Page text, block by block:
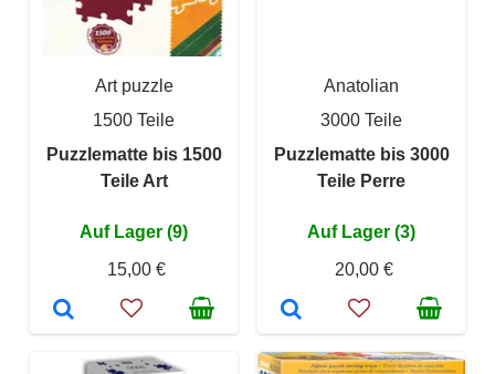
Art puzzle
1500 Teile
Puzzlematte bis 1500
Teile Art
Auf Lager (9)
15,00 €
Anatolian
3000 Teile
Puzzlematte bis 3000
Teile Perre
Auf Lager (3)
20,00 €